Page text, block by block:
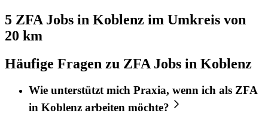
5 ZFA Jobs in Koblenz im Umkreis von
20 km
Häufige Fragen zu ZFA Jobs in Koblenz
Wie unterstützt mich Praxia, wenn ich als ZFA
in Koblenz arbeiten möchte?